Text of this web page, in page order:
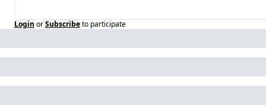
Login or Subscribe to participate